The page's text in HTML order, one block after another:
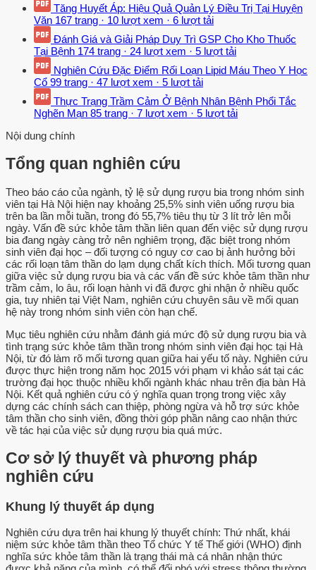
Tăng Huyết Áp: Hiệu Quả Quản Lý Điều Trị Tại Huyện
Văn 167 trang · 10 lượt xem · 6 lượt tải
Đánh Giá và Giải Pháp Duy Trì GSP Cho Kho Thuốc
Tại Bệnh 174 trang · 24 lượt xem · 5 lượt tải
Nghiên Cứu Đặc Điểm Rối Loạn Lipid Máu Theo Y Học
Cổ 99 trang · 47 lượt xem · 5 lượt tải
Thực Trạng Trầm Cảm Ở Bệnh Nhân Bệnh Phổi Tắc
Nghẽn Mạn 85 trang · 7 lượt xem · 5 lượt tải
Nội dung chính
Tổng quan nghiên cứu
Theo báo cáo của ngành, tỷ lệ sử dụng rượu bia trong nhóm sinh
viên tại Hà Nội hiện nay khoảng 25,5% sinh viên uống rượu bia
trên ba lần mỗi tuần, trong đó 55,7% tiêu thụ từ 3 lít trở lên mỗi
ngày. Vấn đề sức khỏe tâm thần liên quan đến việc sử dụng rượu
bia đang ngày càng trở nên nghiêm trọng, đặc biệt trong nhóm
sinh viên đại học – đối tượng có nguy cơ cao bị ảnh hưởng bởi
các rối loạn tâm thần do lạm dụng chất kích thích. Mối tương quan
giữa việc sử dụng rượu bia và các vấn đề sức khỏe tâm thần như
trầm cảm, lo âu, rối loạn hành vi đã được ghi nhận ở nhiều quốc
gia, tuy nhiên tại Việt Nam, nghiên cứu chuyên sâu về mối quan
hệ này trong nhóm sinh viên còn hạn chế.
Mục tiêu nghiên cứu nhằm đánh giá mức độ sử dụng rượu bia và
tình trạng sức khỏe tâm thần trong nhóm sinh viên đại học tại Hà
Nội, từ đó làm rõ mối tương quan giữa hai yếu tố này. Nghiên cứu
được thực hiện trong năm học 2015 với phạm vi khảo sát tại các
trường đại học thuộc nhiều khối ngành khác nhau trên địa bàn Hà
Nội. Kết quả nghiên cứu có ý nghĩa quan trọng trong việc xây
dựng các chính sách can thiệp, phòng ngừa và hỗ trợ sức khỏe
tâm thần cho sinh viên, đồng thời góp phần nâng cao nhận thức
về tác hại của việc sử dụng rượu bia quá mức.
Cơ sở lý thuyết và phương pháp
nghiên cứu
Khung lý thuyết áp dụng
Nghiên cứu dựa trên hai khung lý thuyết chính: Thứ nhất, khái
niệm sức khỏe tâm thần theo Tổ chức Y tế Thế giới (WHO) định
nghĩa sức khỏe tâm thần là trạng thái mà cá nhân nhận thức